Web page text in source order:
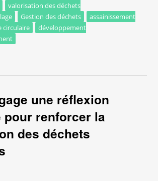
valorisation des déchets
Gestion des déchets
assainissement
circulaire
développement
une réflexion
renforcer la
des déchets